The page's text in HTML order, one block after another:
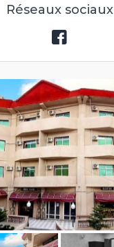
Réseaux sociaux